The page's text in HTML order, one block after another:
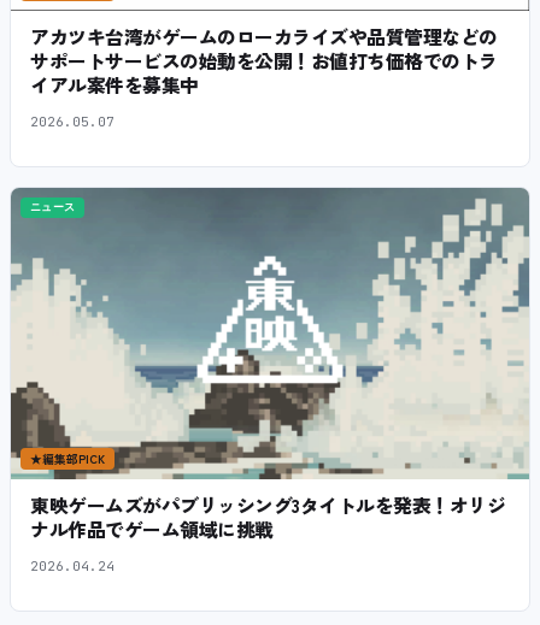
アカツキ台湾がゲームのローカライズや品質管理などの
サポートサービスの始動を公開！お値打ち価格でのトラ
イアル案件を募集中
2026.05.07
ニュース
★編集部PICK
東映ゲームズがパブリッシング3タイトルを発表！オリジ
ナル作品でゲーム領域に挑戦
2026.04.24